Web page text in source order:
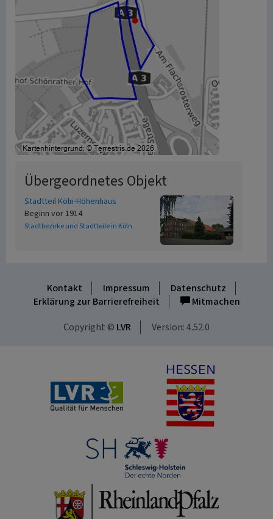
Übergeordnetes Objekt
Stadtteil Köln-Höhenhaus
Beginn vor 1914
Stadtbezirke und Stadtteile in Köln
Kontakt Impressum
Datenschutz
Erklärung zur Barrierefreiheit
Mitmachen
Copyright © LVR Version: 4.52.0